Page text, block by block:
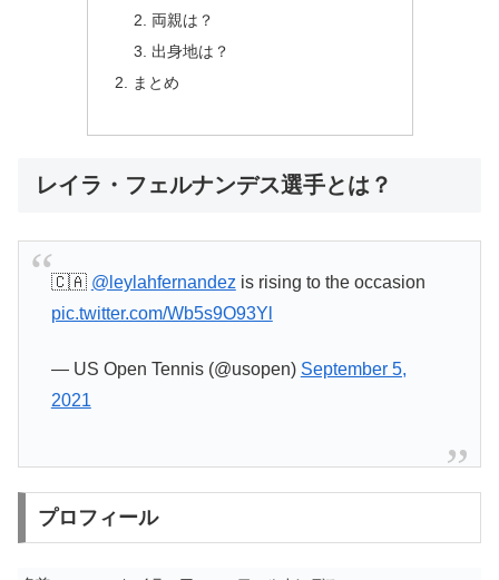
両親は？
出身地は？
まとめ
レイラ・フェルナンデス選手とは？
🇨🇦 @leylahfernandez is rising to the occasion
pic.twitter.com/Wb5s9O93Yl
— US Open Tennis (@usopen) September 5,
2021
プロフィール